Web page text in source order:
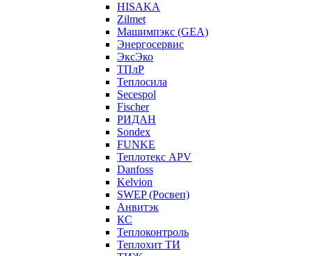
HISAKA
Zilmet
Машимпэкс (GEA)
Энергосервис
ЭксЭко
ТПлР
Теплосила
Secespol
Fischer
РИДАН
Sondex
FUNKE
Теплотекс APV
Danfoss
Kelvion
SWEP (Росвеп)
Анвитэк
КС
Теплоконтроль
Теплохит ТИ